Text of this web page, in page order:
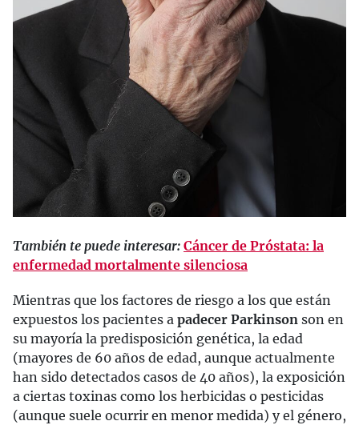
También te puede interesar: Cáncer de Próstata: la
enfermedad mortalmente silenciosa
Mientras que los factores de riesgo a los que están
expuestos los pacientes a padecer Parkinson son en
su mayoría la predisposición genética, la edad
(mayores de 60 años de edad, aunque actualmente
han sido detectados casos de 40 años), la exposición
a ciertas toxinas como los herbicidas o pesticidas
(aunque suele ocurrir en menor medida) y el género,